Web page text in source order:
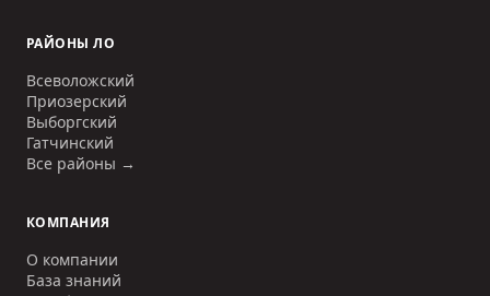
РАЙОНЫ ЛО
Всеволожский
Приозерский
Выборгский
Гатчинский
Все районы →
КОМПАНИЯ
О компании
База знаний